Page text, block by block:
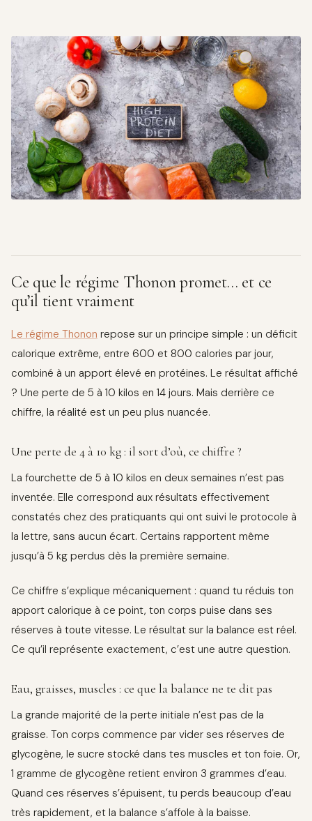
Ce que le régime Thonon promet… et ce
qu’il tient vraiment
Le régime Thonon repose sur un principe simple : un déficit
calorique extrême, entre 600 et 800 calories par jour,
combiné à un apport élevé en protéines. Le résultat affiché
? Une perte de 5 à 10 kilos en 14 jours. Mais derrière ce
chiffre, la réalité est un peu plus nuancée.
Une perte de 4 à 10 kg : il sort d’où, ce chiffre ?
La fourchette de 5 à 10 kilos en deux semaines n’est pas
inventée. Elle correspond aux résultats effectivement
constatés chez des pratiquants qui ont suivi le protocole à
la lettre, sans aucun écart. Certains rapportent même
jusqu’à 5 kg perdus dès la première semaine.
Ce chiffre s’explique mécaniquement : quand tu réduis ton
apport calorique à ce point, ton corps puise dans ses
réserves à toute vitesse. Le résultat sur la balance est réel.
Ce qu’il représente exactement, c’est une autre question.
Eau, graisses, muscles : ce que la balance ne te dit pas
La grande majorité de la perte initiale n’est pas de la
graisse. Ton corps commence par vider ses réserves de
glycogène, le sucre stocké dans tes muscles et ton foie. Or,
1 gramme de glycogène retient environ 3 grammes d’eau.
Quand ces réserves s’épuisent, tu perds beaucoup d’eau
très rapidement, et la balance s’affole à la baisse.